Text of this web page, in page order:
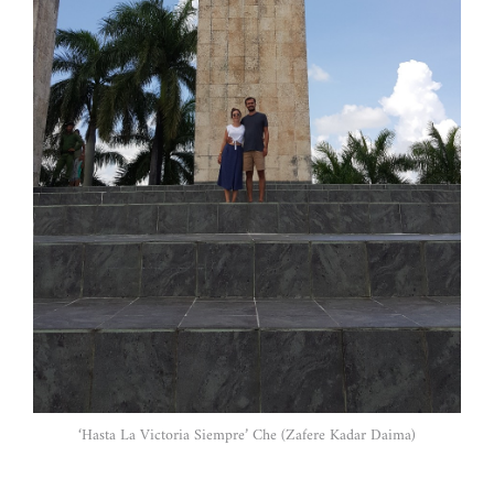
‘Hasta La Victoria Siempre’ Che (Zafere Kadar Daima)